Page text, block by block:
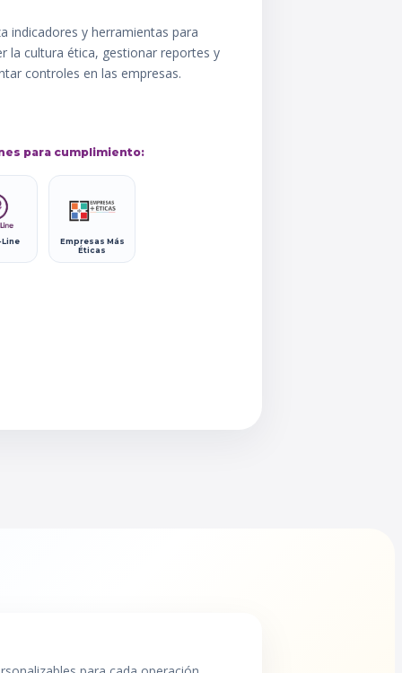
indicadores y herramientas para
la cultura ética, gestionar reportes y
controles en las empresas.
para cumplimiento:
Empresas Más
Éticas